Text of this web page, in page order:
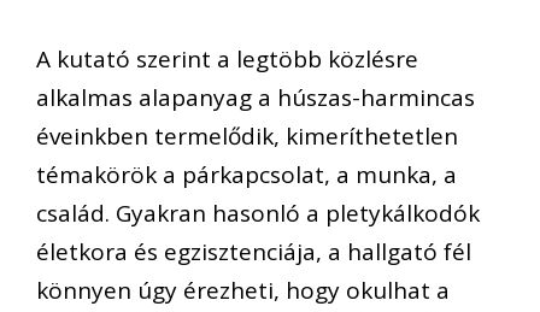
A kutató szerint a legtöbb közlésre
alkalmas alapanyag a húszas-harmincas
éveinkben termelődik, kimeríthetetlen
témakörök a párkapcsolat, a munka, a
család. Gyakran hasonló a pletykálkodók
életkora és egzisztenciája, a hallgató fél
könnyen úgy érezheti, hogy okulhat a